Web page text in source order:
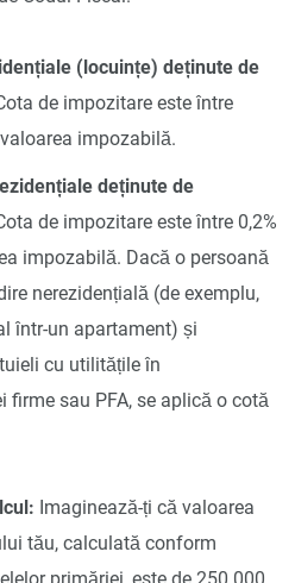
(locuințe) deținute de
de impozitare este între
impozabilă.
deținute de
de impozitare este între 0,2%
impozabilă. Dacă o persoană
nerezidențială (de exemplu,
într-un apartament) și
cu utilitățile în
firme sau PFA, se aplică o cotă
Imaginează-ți că valoarea
tău, calculată conform
primăriei, este de 250.000